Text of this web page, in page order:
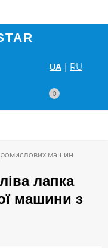
UA | RU
0
машин
лапка
машини з